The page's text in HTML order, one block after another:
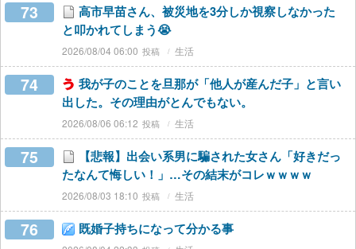
73
高市早苗さん、被災地を3分しか視察しなかった
と叩かれてしまう😭
2026/08/04 06:00 生活
74
我が子のことを旦那が「他人が産んだ子」と言い
出した。その理由がとんでもない。
2026/08/06 06:12 生活
75
【悲報】出会い系男に騙された女さん「好きだっ
たなんて悔しい！」…その結末がコレｗｗｗｗ
2026/08/03 18:10 生活
76 既婚子持ちになって分かる事